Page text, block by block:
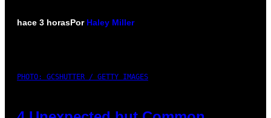
hace 3 horasPor Haley Miller
PHOTO: GCSHUTTER / GETTY IMAGES